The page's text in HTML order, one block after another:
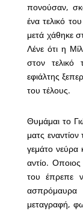
πονούσαν,
ένα τελικό
μετά χάθηκε
Λένε ότι η
στον τελικό
εφιάλτης
του τέλους.
Θυμάμαι το
ματς
γεμάτο νεύρα
αντίο. Οποιος
του έπρεπε
μεταγραφή,